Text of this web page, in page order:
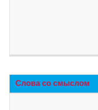
Слова со смыслом